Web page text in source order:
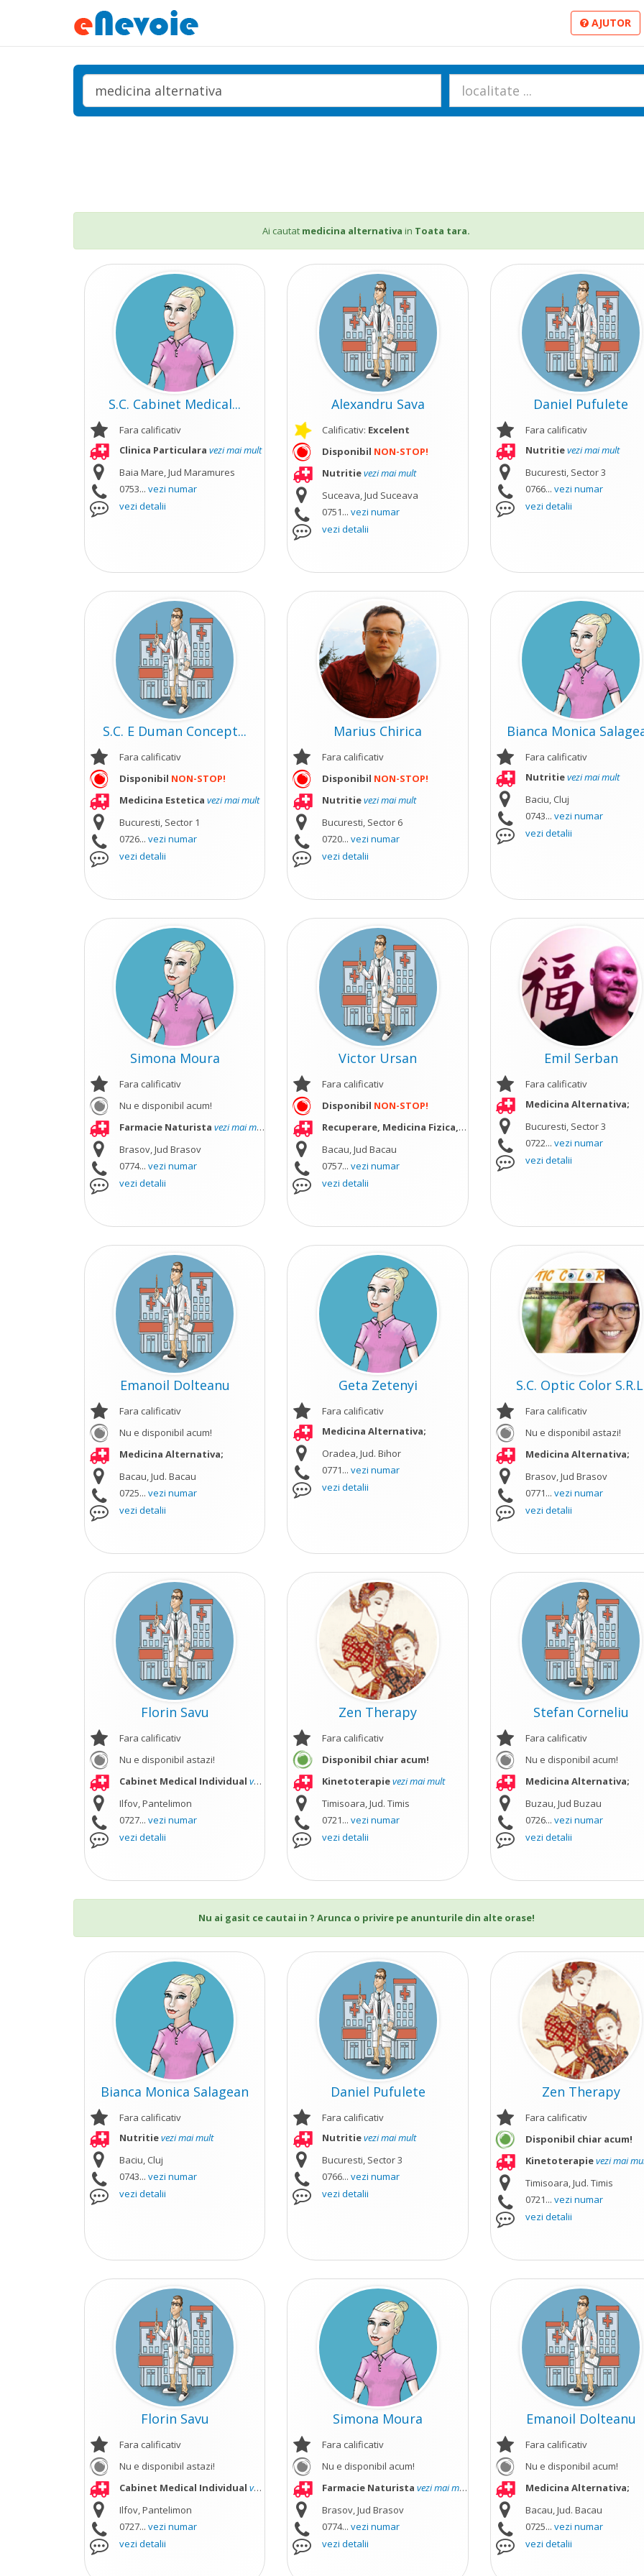
AJUTOR
Ai cautat medicina alternativain Toata tara.
S.C. Cabinet Medical...
Fara calificativ
Clinica Particulara vezi mai mult
Baia Mare, Jud Maramures
0753... vezi numar
vezi detalii
Alexandru Sava
Calificativ: Excelent
Disponibil NON-STOP!
Nutritievezi mai mult
Suceava, Jud Suceava
0751...vezi numar
vezi detalii
Daniel Pufulete
Fara calificativ
Nutritievezi mai mult
Bucuresti, Sector 3
0766... vezi numar
vezi detalii
S.C. E Duman Concept...
Fara calificativ
Disponibil NON-STOP!
Medicina Estetica vezi mai mult
Bucuresti, Sector 1
0726... vezi numar
vezi detalii
Marius Chirica
Fara calificativ
Disponibil NON-STOP!
Nutritievezi mai mult
Bucuresti, Sector 6
0720...vezi numar
vezi detalii
Bianca Monica
Fara calificativ
Nutritievezi mai mult
Baciu, Cluj
0743... vezi numar
vezi detalii
Simona Moura
Fara calificativ
Nu e disponibil acum!
Farmacie Naturista vezi mai mult
Brasov, Jud Brasov
0774... vezi numar
vezi detalii
Victor Ursan
Fara calificativ
Disponibil NON-STOP!
Recuperare, Medicina Fizica, Balneologie
vezi mai mult
Bacau, Jud Bacau
0757...vezi numar
vezi detalii
Emil Serban
Fara calificativ
Medicina Alternativa;
Bucuresti, Sector 3
0722... vezi numar
vezi detalii
Emanoil Dolteanu
Fara calificativ
Nu e disponibil acum!
Medicina Alternativa;
Bacau, Jud. Bacau
0725... vezi numar
vezi detalii
Geta Zetenyi
Fara calificativ
Medicina Alternativa;
Oradea, Jud. Bihor
0771...vezi numar
vezi detalii
S.C. Optic Color
Fara calificativ
Nu e disponibil astazi!
Medicina Alternativa;
Brasov, Jud Brasov
0771... vezi numar
vezi detalii
Florin Savu
Fara calificativ
Nu e disponibil astazi!
Cabinet Medical Individual vezi mai mult
Ilfov, Pantelimon
0727... vezi numar
vezi detalii
Zen Therapy
Fara calificativ
Disponibil chiar acum!
Kinetoterapievezi mai mult
Timisoara, Jud. Timis
0721...vezi numar
vezi detalii
Stefan Corneliu
Fara calificativ
Nu e disponibil acum!
Medicina Alternativa;
Buzau, Jud Buzau
0726... vezi numar
vezi detalii
Nu ai gasit ce cautai in ? Arunca o privire pe anunturile din alte orase!
Bianca Monica Salagean
Fara calificativ
Nutritievezi mai mult
Baciu, Cluj
0743... vezi numar
vezi detalii
Daniel Pufulete
Fara calificativ
Nutritievezi mai mult
Bucuresti, Sector 3
0766...vezi numar
vezi detalii
Zen Therapy
Fara calificativ
Disponibil chiar acum!
Kinetoterapievezi mai
Timisoara, Jud. Timis
0721... vezi numar
vezi detalii
Florin Savu
Fara calificativ
Nu e disponibil astazi!
Cabinet Medical Individual vezi mai mult
Ilfov, Pantelimon
0727... vezi numar
vezi detalii
Simona Moura
Fara calificativ
Nu e disponibil acum!
Farmacie Naturista vezi mai mult
Brasov, Jud Brasov
0774...vezi numar
vezi detalii
Emanoil Dolteanu
Fara calificativ
Nu e disponibil acum!
Medicina Alternativa;
Bacau, Jud. Bacau
0725... vezi numar
vezi detalii